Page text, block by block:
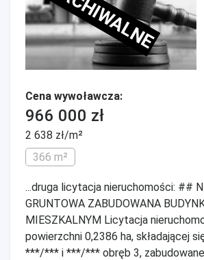
Cena wywoławcza:
966 000 zł
2 638 zł/m²
366 m²
...druga licytacja nieruchomości: ##
GRUNTOWA ZABUDOWANA
MIESZKALNYM Licytacja
powierzchni 0,2386 ha, składającej
***/*** i ***/*** obręb 3,